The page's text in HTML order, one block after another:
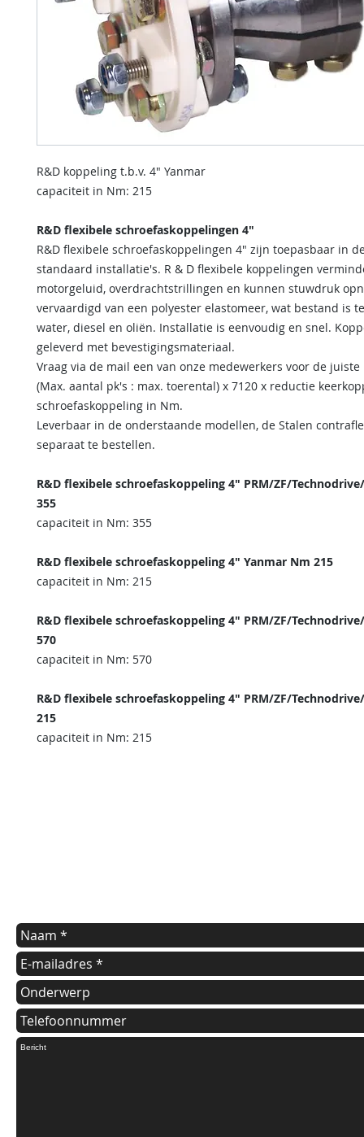
R&D koppeling t.b.v. 4" Yanmar
capaciteit in Nm: 215
R&D flexibele schroefaskoppelingen 4"
R&D flexibele schroefaskoppelingen 4" zijn toepasbaar in
standaard installatie's. R & D flexibele koppelingen
motorgeluid, overdrachtstrillingen en kunnen stuwdruk
vervaardigd van een polyester elastomeer, wat bestand is
water, diesel en oliën. Installatie is eenvoudig en snel.
geleverd met bevestigingsmateriaal.
Vraag via de mail een van onze medewerkers voor de
(Max. aantal pk's : max. toerental) x 7120 x reductie
schroefaskoppeling in Nm.
Leverbaar in de onderstaande modellen, de Stalen
separaat te bestellen.
R&D flexibele schroefaskoppeling 4" PRM/ZF/
355
capaciteit in Nm: 355
R&D flexibele schroefaskoppeling 4" Yanmar Nm 215
capaciteit in Nm: 215
R&D flexibele schroefaskoppeling 4" PRM/ZF/
570
capaciteit in Nm: 570
R&D flexibele schroefaskoppeling 4" PRM/ZF/
215
capaciteit in Nm: 215